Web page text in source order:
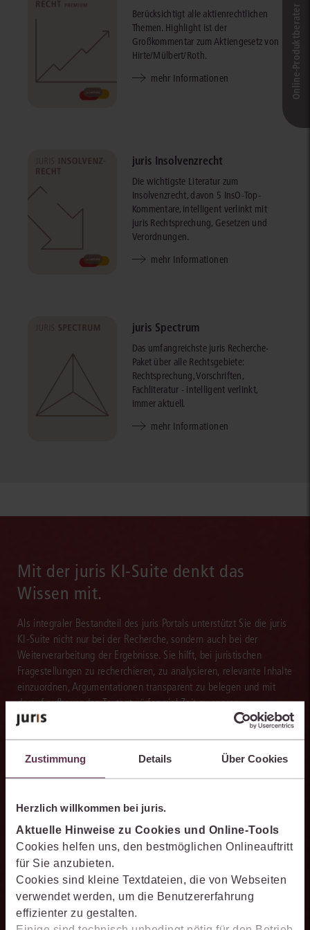
Zustimmung Details Über Cookies
Herzlich willkommen bei juris.
Aktuelle Hinweise zu Cookies und Online-Tools
Cookies helfen uns, den bestmöglichen Onlineauftritt
für Sie anzubieten.
Cookies sind kleine Textdateien, die von Webseiten
verwendet werden, um die Benutzererfahrung
effizienter zu gestalten.
Berücksichtigt alle aktienrechtlichen
Themen. Highlight ist der
Großkommentar zum Aktiengesetz von
Hirte/Mülbert/Roth.
mehr Informationen
juris Insolvenzrecht
Die wichtigste Literatur zum
Insolvenzrecht, davon 5 InsO-Top-
Kommentare, intelligent verlinkt mit
juris Rechtsprechung, Gesetzen und
Verordnungen.
mehr Informationen
juris Spectrum
Das umfangreichste juris Recherche-
Paket über alle Rechtsgebiete:
Rechtsprechung, Vorschriften,
Fachliteratur - intelligent verlinkt,
immer aktuell.
mehr Informationen
Mit der juris KI-Suite denkt das
Wissen mit.
Als integraler Bestandteil des juris Portals unterstützt Sie die juris
KI-Suite nicht nur bei der Recherche, sondern auch bei der
Weiterverarbeitung der Ergebnisse. Sie hilft, bei juristischen
Fragestellungen zu recherchieren, zu analysieren, relevante Inhalte
einzuordnen, Argumentationen transparent zu belegen und mit
darauf aufbauenden Textentwürfen viel Zeit zu sparen.
Effizienter recherchieren
Die juris KI-Suite ermöglicht Ihnen, nach ganzen Sachverhalten
relevante Inhalte schneller und erhalten Ergebnisse, mit denen
Sie direkt weiterarbeiten können.
Online-Produkt­berater